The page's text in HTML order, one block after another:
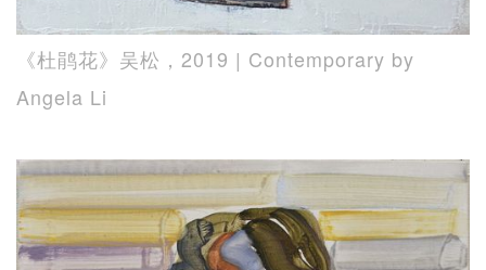
《杜鹃花》吴松，2019 | Contemporary by
Angela Li